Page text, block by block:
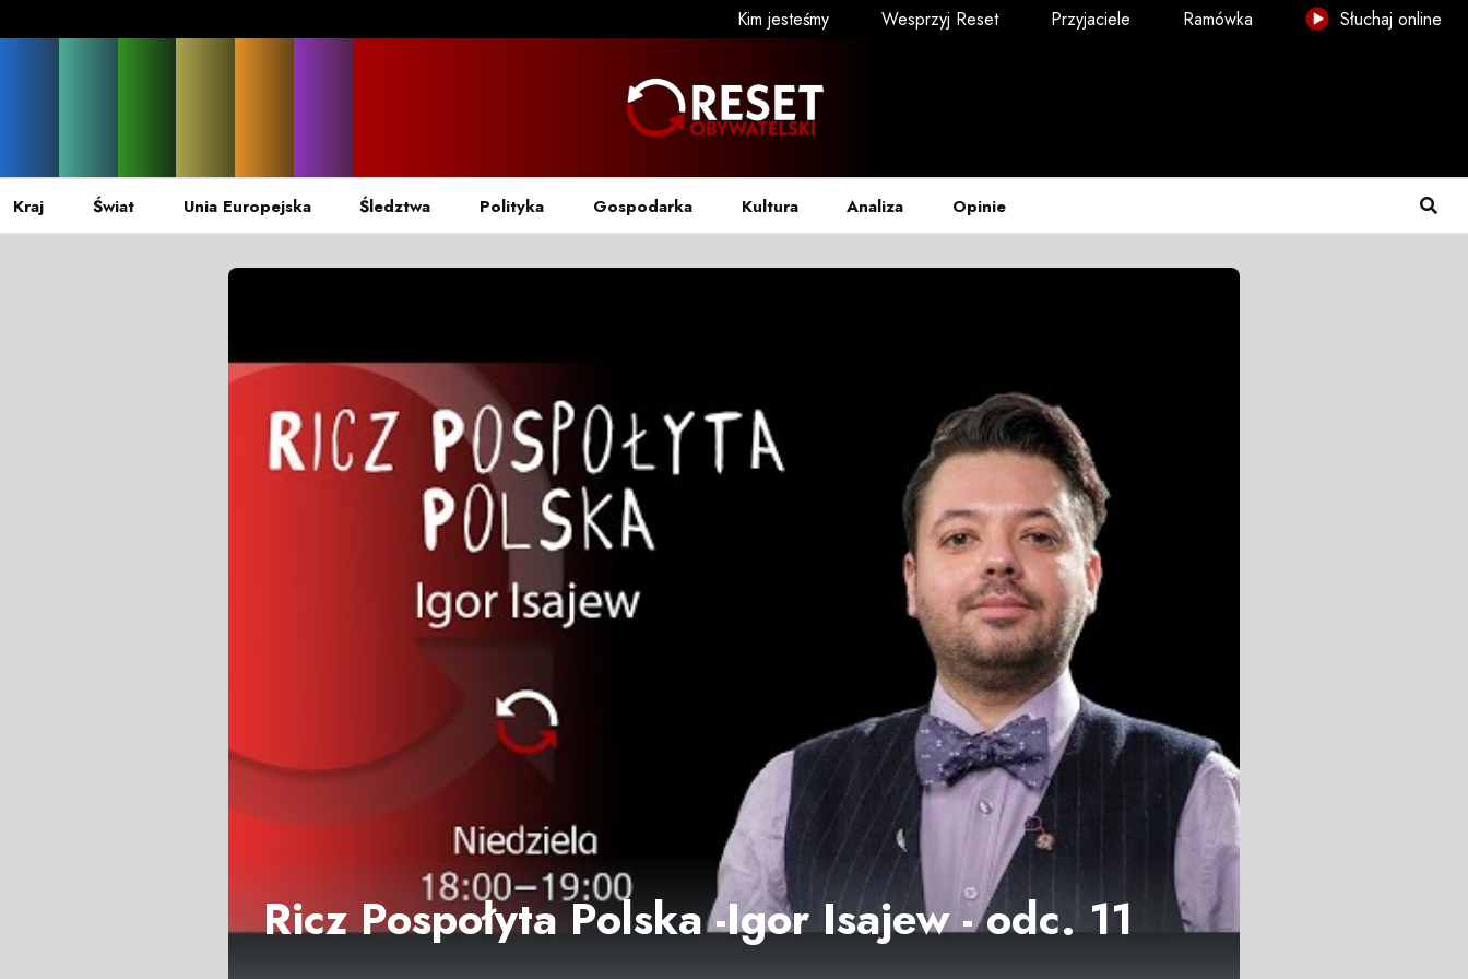
Kim jesteśmy Wesprzyj Reset Przyjaciele Ramówka Słuchaj online
Kraj Świat Unia Europejska Śledztwa Polityka Gospodarka Kultura Analiza Opinie
Ricz Pospołyta Polska -Igor Isajew - odc. 11